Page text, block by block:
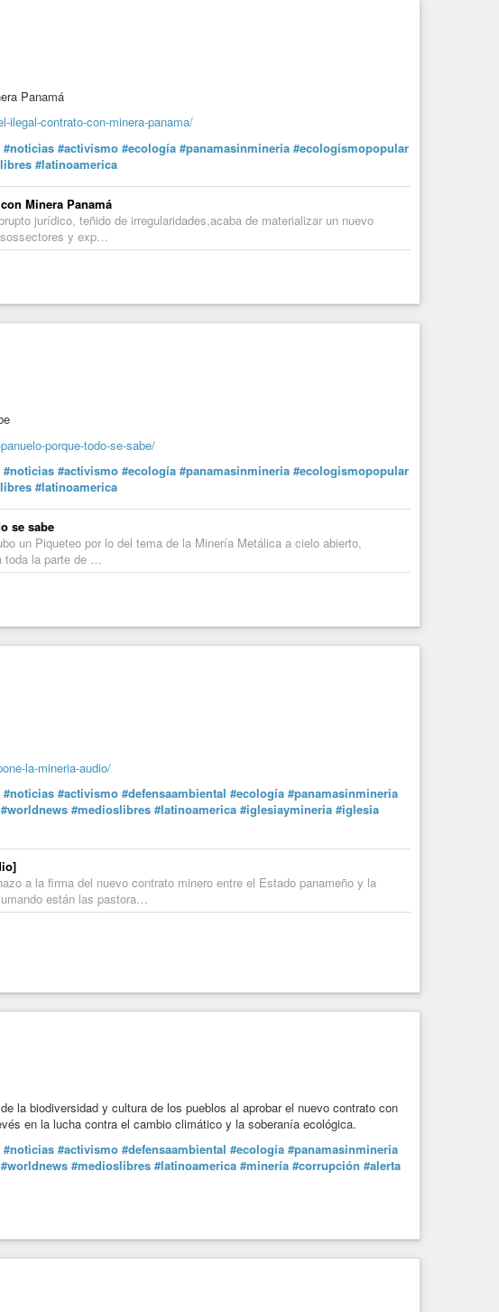
Panamá
ilegal-contrato-con-minera-panama/
#noticias #activismo #ecología #panamasinmineria #ecologismopopular
#latinoamerica
Minera Panamá
jurídico, teñido de irregularidades,acaba de materializar un nuevo
y exp…
porque-todo-se-sabe/
#noticias #activismo #ecología #panamasinmineria #ecologismopopular
#latinoamerica
se sabe
un Piqueteo por lo del tema de la Minería Metálica a cielo abierto,
toda la parte de …
la-mineria-audio/
#noticias #activismo #defensaambiental #ecología #panamasinmineria
#worldnews #medioslibres #latinoamerica #iglesiaymineria #iglesia
a la firma del nuevo contrato minero entre el Estado panameño y la
están las pastora…
la biodiversidad y cultura de los pueblos al aprobar el nuevo contrato con
en la lucha contra el cambio climático y la soberanía ecológica.
#noticias #activismo #defensaambiental #ecología #panamasinmineria
#worldnews #medioslibres #latinoamerica #minería #corrupción #alerta